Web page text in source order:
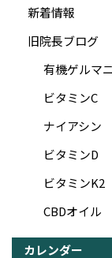
新着情報
旧院長ブログ
有機ゲルマ
ビタミンC
ナイアシン
ビタミンD
ビタミンK2
CBDオイル
カレンダー